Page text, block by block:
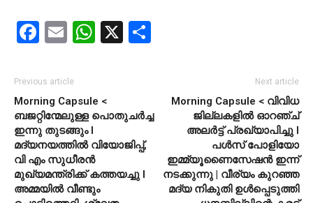
Facebook
EmailWhatsApp
X
Previous article
Morning Capsule <
ബജറ്റിന്മേലുള്ള പൊതുചര്‍ച്ച
ഇന്നു തുടങ്ങും l
മദ്യനയത്തിൽ വിയോജിപ്പ്,
വി എം സുധീരന്‍
മുഖ്യമന്ത്രിക്ക് കത്തയച്ചു l
അമ്മയിൽ വീണ്ടും
Next article
Morning Capsule < വിവിധ
ജില്ലകളിൽ ഓറഞ്ച്
അലർട്ട് പ്രഖ്യാപിച്ചു l
പള്‍സ് പോളിയോ
ഇമ്മ്യൂണൈസേഷന്‍ ഇന്ന്
നടക്കുന്നു | വീര്യം കുറഞ്ഞ
മദ്യ നികുതി ഉൾപ്പെടുത്തി